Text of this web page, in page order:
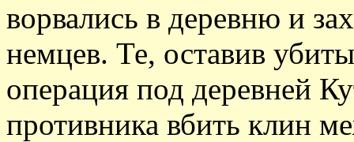
ворвались в деревню и
немцев. Те, оставив
операция под деревней
противника вбить клин